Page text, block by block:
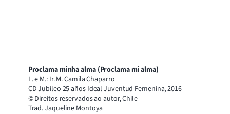
Proclama minha alma (Proclama mi alma)
L. e M.: Ir. M. Camila Chaparro
CD Jubileo 25 años Ideal Juventud Femenina, 2016
© Direitos reservados ao autor, Chile
Trad. Jaqueline Montoya